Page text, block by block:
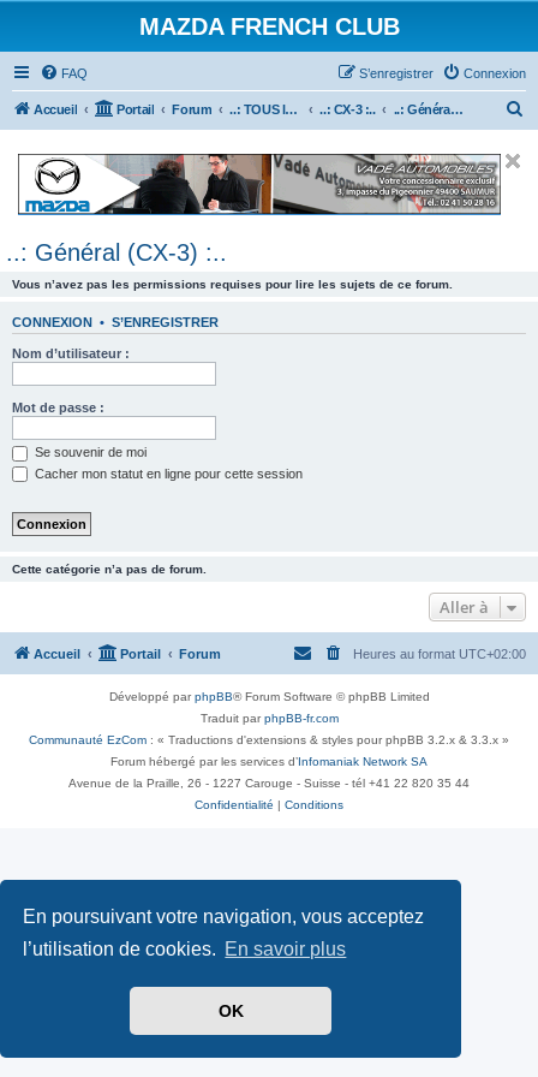
En poursuivant votre navigation, vous acceptez
l’utilisation de cookies. En savoir plus
OK
MAZDA FRENCH CLUB
FAQ Connexion
S’enregistrer
Accueil Portail Forum ..: TOUS les Véhicules MAZDA :.. ..: CX-3 :.. ..: Général (CX-3) :..
e
..: Général (CX-3) :..
Vous n’avez pas les permissions requises pour lire les sujets de ce forum.
CONNEXION • S’ENREGISTRER
Nom d’utilisateur :
Mot de passe :
Se souvenir de moi
Cacher mon statut en ligne pour cette session
Cette catégorie n’a pas de forum.
Aller à
Accueil Portail Forum Heures au format UTC+02:00
Développé parphpBB® Forum Software © phpBB Limited
Traduit parphpBB-fr.com
Communauté EzCom : « Traductions d'extensions & styles pour phpBB 3.2.x & 3.3.x »
Forum hébergé par les services d’ Infomaniak Network SA
Avenue de la Praille, 26 - 1227 Carouge - Suisse - tél +41 22 820 35 44
Confidentialité
Conditions